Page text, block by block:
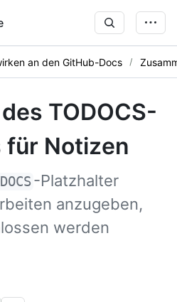
an den GitHub-Docs
TODOCS-
für Notizen
-Platzhalter
anzugeben,
werden